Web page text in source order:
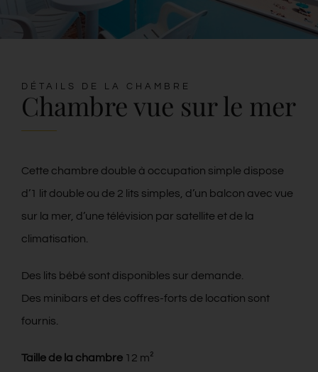
Contact
Français
DÉTAILS DE LA CHAMBRE
Chambre vue sur le mer
Cette chambre double à occupation simple dispose
d’1 lit double ou de 2 lits simples, d’un balcon avec vue
sur la mer, d’une télévision par satellite et de la
climatisation.
Des lits bébé sont disponibles sur demande.
Des minibars et des coffres-forts de location sont
fournis.
Taille de la chambre12 m²